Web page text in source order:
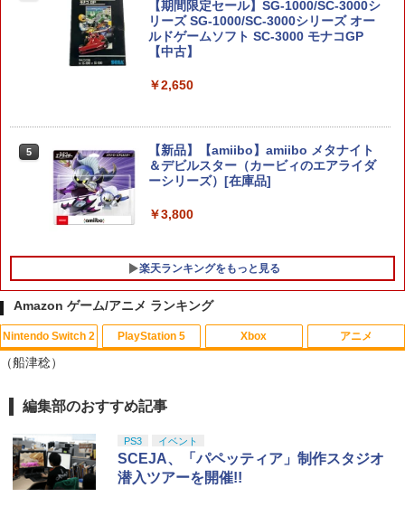
ファイアーエムブレム 万紫千紅 【Switc
【特典】進撃の巨人3 Switch2版(【早
【期間限定セール】SG-1000/SC-3000シ
リーズ SG-1000/SC-3000シリーズ オー
ルドゲームソフト SC-3000 モナコGP
【中古】
￥2,650
5
【新品】【amiibo】amiibo メタナイト
＆デビルスター（カービィのエアライダ
ーシリーズ）[在庫品]
￥3,800
楽天ランキングをもっと見る
1
劇場版「鬼滅の刃」無限城編 第一章 猗
￥3,960
2
【送料無料】[Joshinオリジナル特典付]
Amazon ゲーム/アニメ ランキング
Nintendo Switch 2
1
スプラトゥーン レイダース|オンライン
￥5,832
PlayStation 5
1
PlayStation 5 デジタル・エディション
ese only (CFI-2200B01)
￥55,000
Xbox
1
【純正品】Xbox ワイヤレス コントロー
￥8,300
アニメ
1
劇場版「鬼滅の刃」無限城編 第一章 猗
￥3,964
（船津稔）
編集部のおすすめ記事
PS3 イベント
SCEJA、「パペッティア」制作スタジオ
潜入ツアーを開催!!